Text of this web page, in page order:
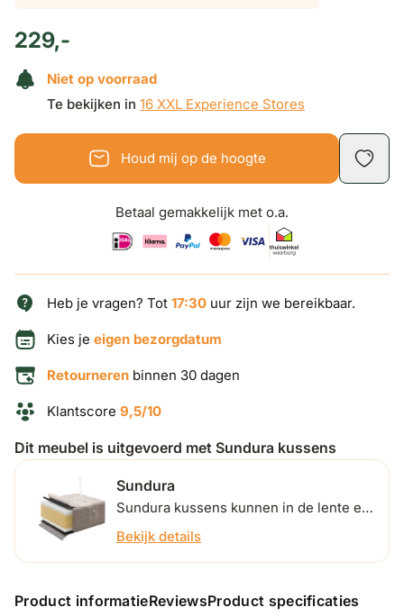
229,-
Niet op voorraad
Te bekijken in 16 XXL Experience Stores
Houd mij op de hoogte
Betaal gemakkelijk met o.a.
Heb je vragen? Tot 17:30 uur zijn we bereikbaar.
Kies je eigen bezorgdatum
Retourneren binnen 30 dagen
Klantscore 9,5/10
Dit meubel is uitgevoerd met Sundura kussens
Sundura
Sundura kussens kunnen in de lente en
zomer buiten blijven liggen. Ontdek
Bekijk details
Product informatieReviewsProduct specificaties